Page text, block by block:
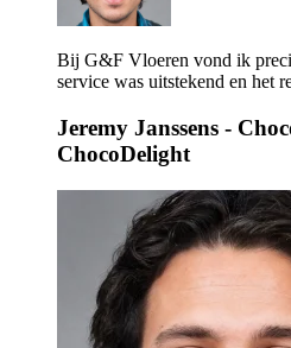
Bij G&F Vloeren vond ik
service was uitstekend en het
Jeremy Janssens -
ChocoDelight